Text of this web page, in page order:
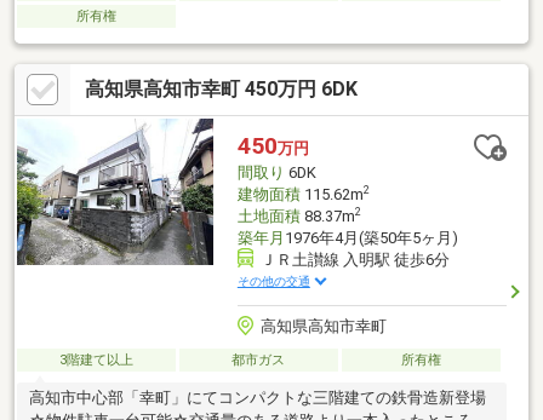
所有権
高知県高知市幸町 450万円 6DK
450万円
間取り 6DK
建物面積115.62m2
土地面積88.37m2
築年月 1976年4月(築50年5ヶ月)
ＪＲ土讃線 入明駅 徒歩6分
その他の交通
高知県高知市幸町
3階建て以上 都市ガス 所有権
高知市中心部「幸町」にてコンパクトな三階建ての鉄骨造新登場